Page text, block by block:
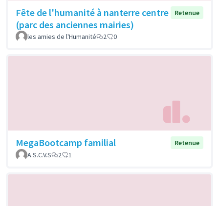
Fête de l'humanité à nanterre centre
(parc des anciennes mairies)
Retenue
les amies de l'Humanité 2 0
MegaBootcamp familial
Retenue
A.S.C.V.S
2 1